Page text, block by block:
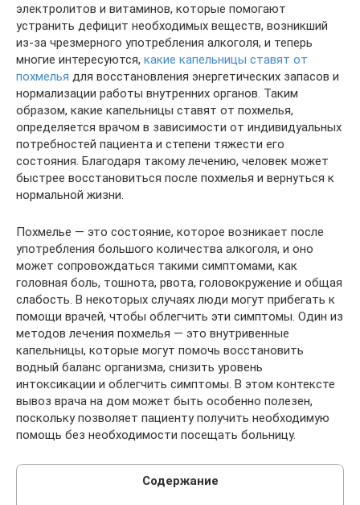
электролитов и витаминов, которые помогают
устранить дефицит необходимых веществ, возникший
из-за чрезмерного употребления алкоголя, и теперь
многие интересуются, какие капельницы ставят от
похмелья для восстановления энергетических запасов и
нормализации работы внутренних органов. Таким
образом, какие капельницы ставят от похмелья,
определяется врачом в зависимости от индивидуальных
потребностей пациента и степени тяжести его
состояния. Благодаря такому лечению, человек может
быстрее восстановиться после похмелья и вернуться к
нормальной жизни.
Похмелье — это состояние, которое возникает после
употребления большого количества алкоголя, и оно
может сопровождаться такими симптомами, как
головная боль, тошнота, рвота, головокружение и общая
слабость. В некоторых случаях люди могут прибегать к
помощи врачей, чтобы облегчить эти симптомы. Один из
методов лечения похмелья — это внутривенные
капельницы, которые могут помочь восстановить
водный баланс организма, снизить уровень
интоксикации и облегчить симптомы. В этом контексте
вывоз врача на дом может быть особенно полезен,
поскольку позволяет пациенту получить необходимую
помощь без необходимости посещать больницу.
Содержание